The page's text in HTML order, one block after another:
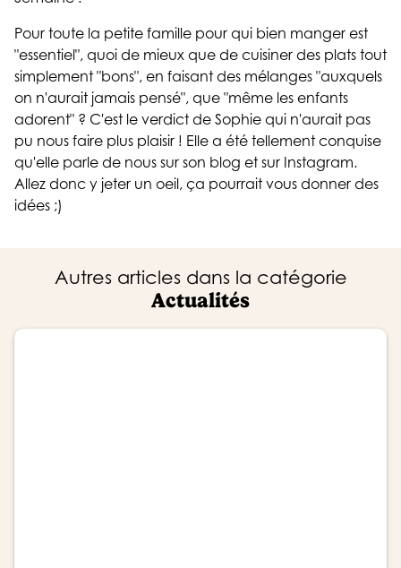
Pour toute la petite famille pour qui bien manger est
"essentiel", quoi de mieux que de cuisiner des plats tout
simplement "bons", en faisant des mélanges "auxquels
on n'aurait jamais pensé", que "même les enfants
adorent" ? C'est le verdict de Sophie qui n'aurait pas
pu nous faire plus plaisir ! Elle a été tellement conquise
qu'elle parle de nous sur son blog et sur Instagram.
Allez donc y jeter un oeil, ça pourrait vous donner des
idées ;)
Autres articles dans la catégorie
Actualités